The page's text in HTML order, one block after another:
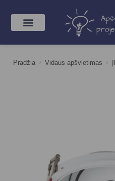
Pradžia > Vidaus apšvietimas >